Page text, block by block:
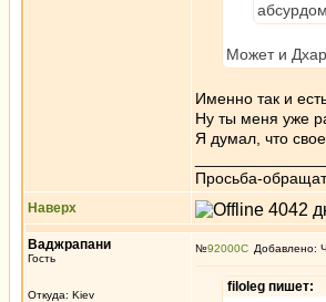
Может и
Именно так и
Ну ты меня уже
Я думал, что
Просьба-
Наверх
Ваджрапани
Гость
Откуда: Kiev
№92000 Добавлено:
filoleg пишет: